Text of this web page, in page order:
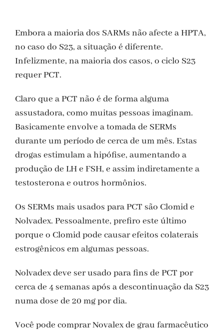
Embora a maioria dos SARMs não afecte a HPTA,
no caso do S23, a situação é diferente.
Infelizmente, na maioria dos casos, o ciclo S23
requer PCT.
Claro que a PCT não é de forma alguma
assustadora, como muitas pessoas imaginam.
Basicamente envolve a tomada de SERMs
durante um período de cerca de um mês. Estas
drogas estimulam a hipófise, aumentando a
produção de LH e FSH, e assim indiretamente a
testosterona e outros hormônios.
Os SERMs mais usados para PCT são Clomid e
Nolvadex. Pessoalmente, prefiro este último
porque o Clomid pode causar efeitos colaterais
estrogênicos em algumas pessoas.
Nolvadex deve ser usado para fins de PCT por
cerca de 4 semanas após a descontinuação da S23
numa dose de 20 mg por dia.
Você pode comprar Novalex de grau farmacêutico